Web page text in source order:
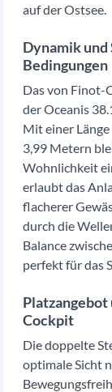
auf der Ostsee.
Dynamik und
Bedingungen
Das von Finot-
der Oceanis
Mit einer
3,99 Metern
Wohnlichkeit
erlaubt das
flacherer
durch die
Balance
perfekt für das
Cockpit
Die doppelte
optimale Sicht